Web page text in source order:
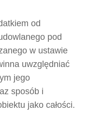
od
pod
w ustawie
uwzględniać
jego
sposób i
jako całości.